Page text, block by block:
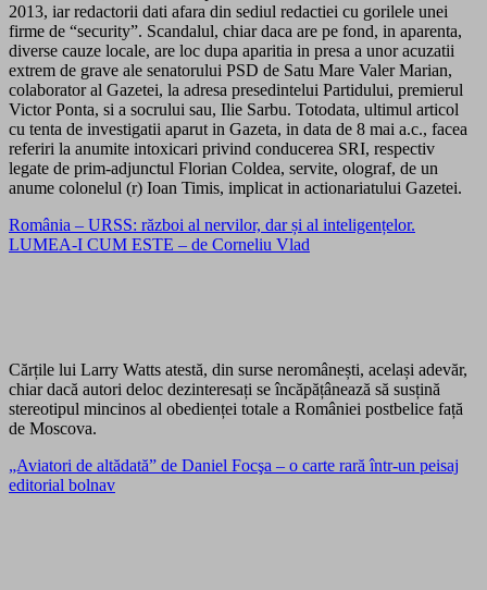
2013, iar redactorii dati afara din sediul redactiei cu gorilele unei
firme de “security”. Scandalul, chiar daca are pe fond, in aparenta,
diverse cauze locale, are loc dupa aparitia in presa a unor acuzatii
extrem de grave ale senatorului PSD de Satu Mare Valer Marian,
colaborator al Gazetei, la adresa presedintelui Partidului, premierul
Victor Ponta, si a socrului sau, Ilie Sarbu. Totodata, ultimul articol
cu tenta de investigatii aparut in Gazeta, in data de 8 mai a.c., facea
referiri la anumite intoxicari privind conducerea SRI, respectiv
legate de prim-adjunctul Florian Coldea, servite, olograf, de un
anume colonelul (r) Ioan Timis, implicat in actionariatului Gazetei.
România – URSS: război al nervilor, dar și al inteligențelor.
LUMEA-I CUM ESTE – de Corneliu Vlad
Cărțile lui Larry Watts atestă, din surse neromânești, același adevăr,
chiar dacă autori deloc dezinteresați se încăpățânează să susțină
stereotipul mincinos al obedienței totale a României postbelice față
de Moscova.
„Aviatori de altădată” de Daniel Focşa – o carte rară într-un peisaj
editorial bolnav